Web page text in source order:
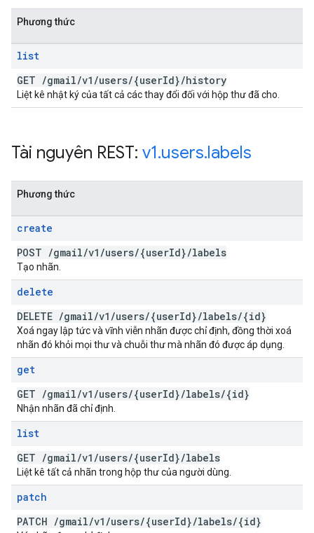
Phương thức
list
GET /gmail/v1 /users/{userId}/history
Liệt kê nhật ký của tất cả các thay đổi đối với hộp thư đã cho.
Tài nguyên REST: v1.users.labels
Phương thức
create
POST /gmail/v1 /users/{userId}/labels
Tạo nhãn.
delete
DELETE /gmail/v1 /users/{userId}/labels/{id}
Xoá ngay lập tức và vĩnh viễn nhãn được chỉ định, đồng thời xoá
nhãn đó khỏi mọi thư và chuỗi thư mà nhãn đó được áp dụng.
get
GET /gmail/v1 /users/{userId}/labels/{id}
Nhận nhãn đã chỉ định.
list
GET /gmail/v1 /users/{userId}/labels
Liệt kê tất cả nhãn trong hộp thư của người dùng.
patch
PATCH /gmail/v1 /users/{userId}/labels/{id}